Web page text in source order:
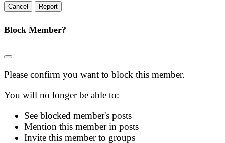
Report
Block Member?
Please confirm you want to block this member.
You will no longer be able to:
See blocked member's posts
Mention this member in posts
Invite this member to groups